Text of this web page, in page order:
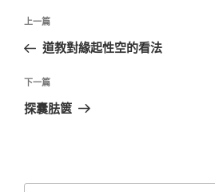
文
導
覽
上
一
文
章
上一篇
道教對緣起性空的看法
下
一
下一篇
探囊胠篋